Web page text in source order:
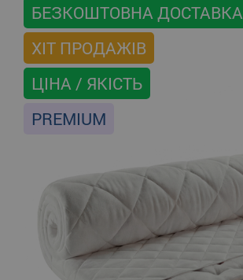
БЕЗКОШТОВНА ДОСТАВКА
ХІТ ПРОДАЖІВ
ЦІНА / ЯКІСТЬ
PREMIUM